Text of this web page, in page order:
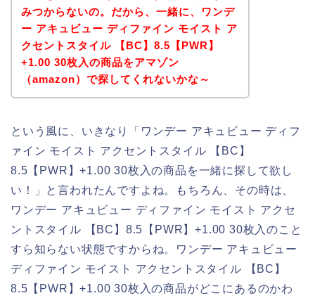
みつからないの。だから、一緒に、ワンデ
ー アキュビュー ディファイン モイスト ア
クセントスタイル 【BC】8.5【PWR】
+1.00 30枚入の商品をアマゾン
（amazon）で探してくれないかな～
という風に、いきなり「ワンデー アキュビュー ディフ
ァイン モイスト アクセントスタイル 【BC】
8.5【PWR】+1.00 30枚入の商品を一緒に探して欲し
い！」と言われたんですよね。もちろん、その時は、
ワンデー アキュビュー ディファイン モイスト アクセ
ントスタイル 【BC】8.5【PWR】+1.00 30枚入のこと
すら知らない状態ですからね。ワンデー アキュビュー
ディファイン モイスト アクセントスタイル 【BC】
8.5【PWR】+1.00 30枚入の商品がどこにあるのかわ